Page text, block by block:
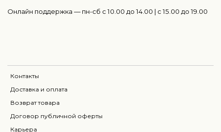
Контакты
Доставка и оплата
Возврат товара
Договор публичной оферты
Карьера
Онлайн поддержка — пн-сб с 10.00 до 14.00 | c 15.00 до 19.00